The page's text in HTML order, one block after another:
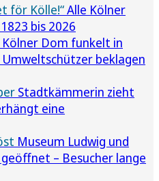
för Kölle!“Alle Kölner
bis 2026
Kölner Dom funkelt in
beklagen
Stadtkämmerin zieht
eine
Museum Ludwig und
– Besucher lange